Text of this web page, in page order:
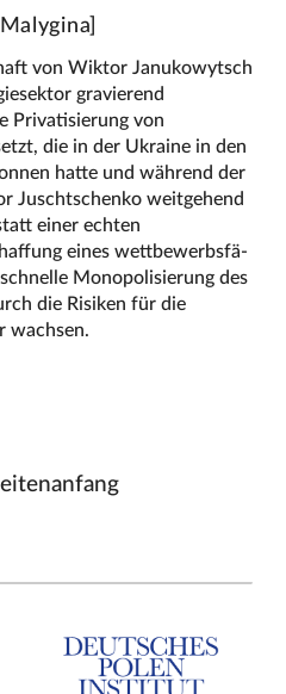
von Wiktor Janukowytsch
gravierend
Privatisierung von
die in der Ukraine in den
hatte und während der
Juschtschenko weitgehend
einer echten
eines wettbewerbsfä-
Monopolisierung des
die Risiken für die
wachsen.